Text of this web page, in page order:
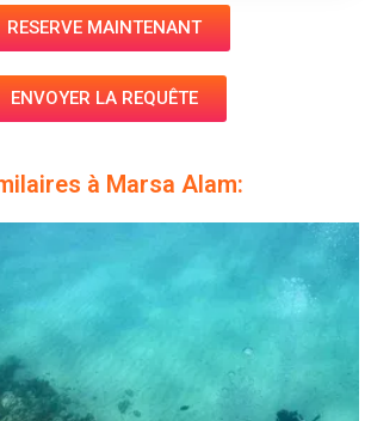
RESERVE MAINTENANT
ENVOYER LA REQUÊTE
à Marsa Alam: